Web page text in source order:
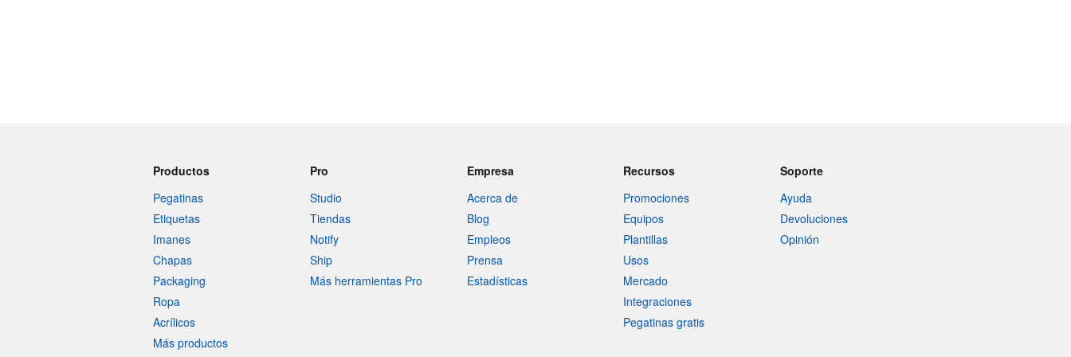
Productos
Pegatinas
Etiquetas
Imanes
Chapas
Packaging
Ropa
Acrílicos
Más productos
Pro
Studio
Tiendas
Notify
Ship
Más herramientas Pro
Empresa
Acerca de
Blog
Empleos
Prensa
Estadísticas
Recursos
Promociones
Equipos
Plantillas
Usos
Mercado
Integraciones
Pegatinas gratis
Soporte
Ayuda
Devoluciones
Opinión